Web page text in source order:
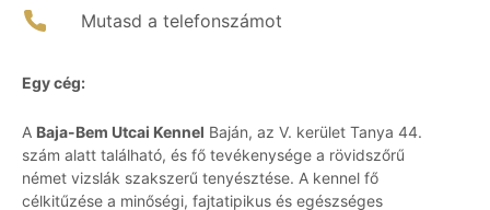
Mutasd a telefonszámot
Egy cég:
A Baja-Bem Utcai Kennel Baján, az V. kerület Tanya 44.
szám alatt található, és fő tevékenysége a rövidszőrű
német vizslák szakszerű tenyésztése. A kennel fő
célkitűzése a minőségi, fajtatipikus és egészséges